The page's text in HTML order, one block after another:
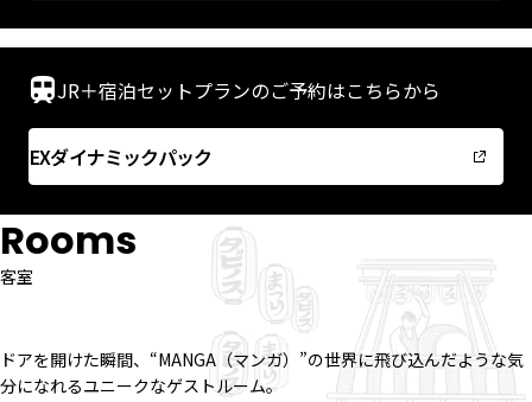
JR＋宿泊セットプランのご予約はこちらから
EXダイナミックパック
Rooms
客室
ドアを開けた瞬間、“MANGA（マンガ）”の世界に飛び込んだような気
分になれるユニークなゲストルーム。